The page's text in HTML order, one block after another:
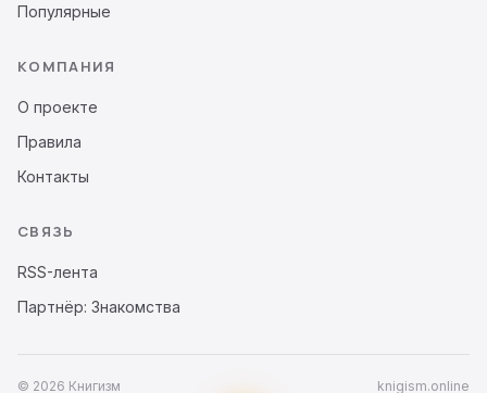
Популярные
КОМПАНИЯ
О проекте
Правила
Контакты
СВЯЗЬ
RSS-лента
Партнёр: Знакомства
© 2026 Книгизм knigism.online